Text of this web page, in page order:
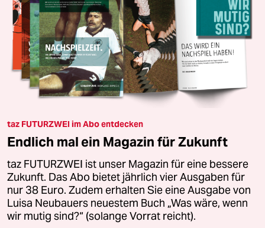
taz FUTURZWEI im Abo entdecken
Endlich mal ein Magazin für Zukunft
taz FUTURZWEI ist unser Magazin für eine bessere
Zukunft. Das Abo bietet jährlich vier Ausgaben für
nur 38 Euro. Zudem erhalten Sie eine Ausgabe von
Luisa Neubauers neuestem Buch „Was wäre, wenn
wir mutig sind?“ (solange Vorrat reicht).